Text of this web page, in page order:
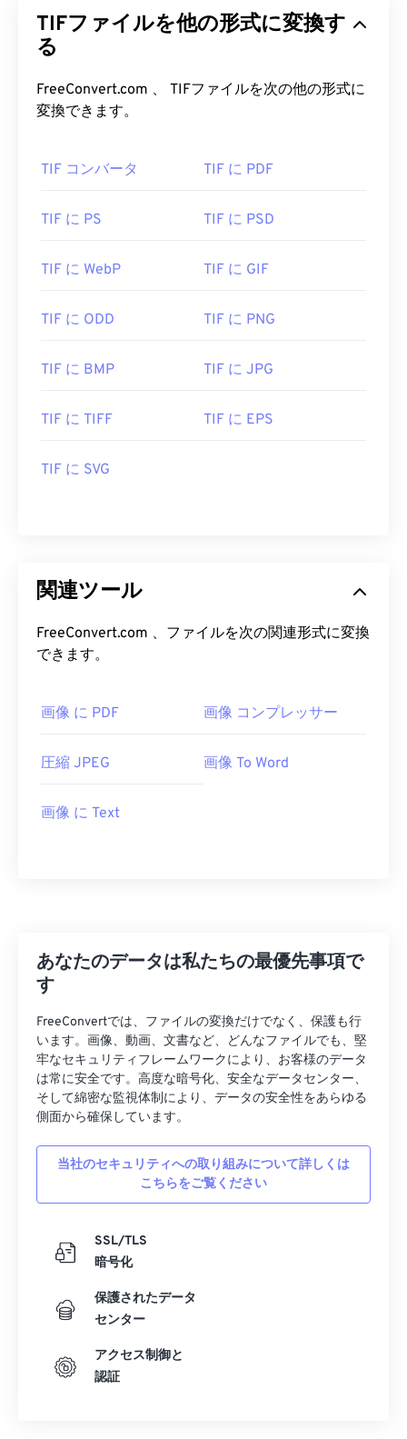
TIFファイルを他の形式に変換す
る
FreeConvert.com 、 TIFファイルを次の他の形式に
変換できます。
TIF コンバータ TIF に PDF
TIF に PS TIF に PSD
TIF に WebP TIF に GIF
TIF に ODD TIF に PNG
TIF に BMP TIF に JPG
TIF に TIFF TIF に EPS
TIF に SVG
関連ツール
FreeConvert.com 、ファイルを次の関連形式に変換
できます。
画像 に PDF 画像 コンプレッサー
圧縮 JPEG 画像 To Word
画像 に Text
あなたのデータは私たちの最優先事項で
す
FreeConvertでは、ファイルの変換だけでなく、保護も行
います。画像、動画、文書など、どんなファイルでも、堅
牢なセキュリティフレームワークにより、お客様のデータ
は常に安全です。高度な暗号化、安全なデータセンター、
そして綿密な監視体制により、データの安全性をあらゆる
側面から確保しています。
当社のセキュリティへの取り組みについて詳しくは
こちらをご覧ください
SSL/TLS
暗号化
保護されたデータ
センター
アクセス制御と
認証